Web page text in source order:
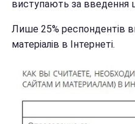
виступають за введення
Лише 25% респондентів
матеріалів в Інтернеті.